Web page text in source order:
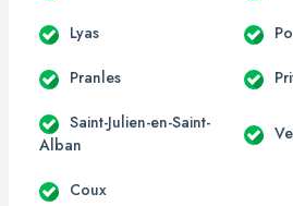
Lyas
Pranles
Saint-Julien-en-Saint-
Alban
Coux